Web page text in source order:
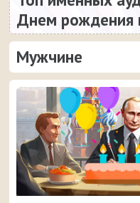
Днем рождения
Мужчине